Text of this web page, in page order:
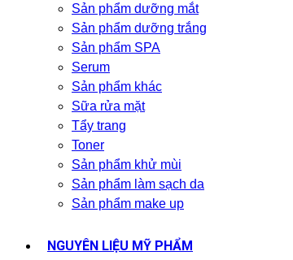
Sản phẩm dưỡng mắt
Sản phẩm dưỡng trắng
Sản phẩm SPA
Serum
Sản phẩm khác
Sữa rửa mặt
Tẩy trang
Toner
Sản phẩm khử mùi
Sản phẩm làm sạch da
Sản phẩm make up
NGUYÊN LIỆU MỸ PHẨM